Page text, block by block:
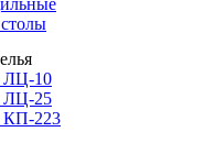
ЛЦ-10
ЛЦ-25
КП-223